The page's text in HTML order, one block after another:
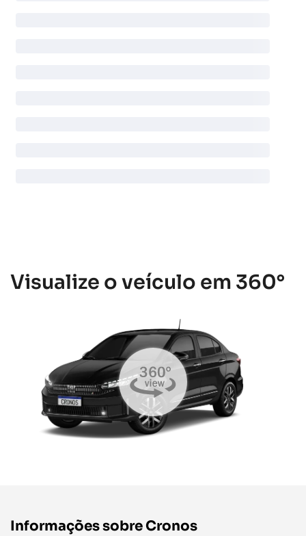
Visualize o veículo em 360°
Informações sobre Cronos